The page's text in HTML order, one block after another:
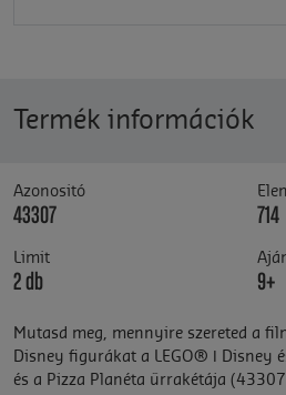
Termék információk
Azonositó
43307 714
Limit
2 db 9+
Mutasd meg, mennyire szereted a
Disney figurákat a LEGO® ǀ Disney
és a Pizza Planéta űrrakétája